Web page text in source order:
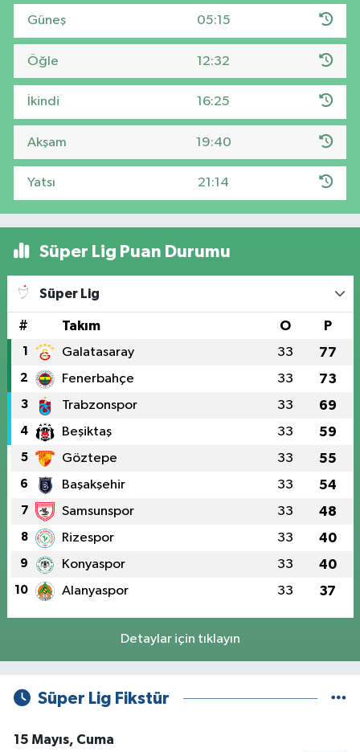
Güneş 05:15
Öğle 12:32
İkindi 16:25
Akşam 19:40
Yatsı 21:14
Süper Lig Puan Durumu
Süper Lig
# Takım O P
1 Galatasaray 33 77
2 Fenerbahçe 33 73
3 Trabzonspor 33 69
4 Beşiktaş 33 59
5 Göztepe 33 55
6 Başakşehir 33 54
7 Samsunspor 33 48
8 Rizespor 33 40
9 Konyaspor 33 40
10 Alanyaspor 33 37
Detaylar için tıklayın
Süper Lig Fikstür
15 Mayıs, Cuma